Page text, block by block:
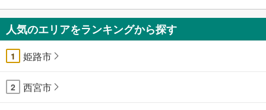
人気のエリアをランキングから探す
1 姫路市
2 西宮市